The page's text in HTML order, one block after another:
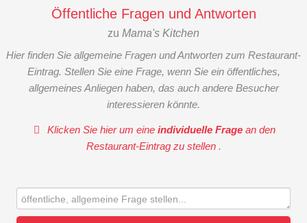
Öffentliche Fragen und Antworten
zu Mama's Kitchen
Hier finden Sie allgemeine Fragen und Antworten zum Restaurant-
Eintrag. Stellen Sie eine Frage, wenn Sie ein öffentliches,
allgemeines Anliegen haben, das auch andere Besucher
interessieren könnte.
Klicken Sie hier um eineindividuelle Frage an den
Restaurant-Eintrag zu stellen .